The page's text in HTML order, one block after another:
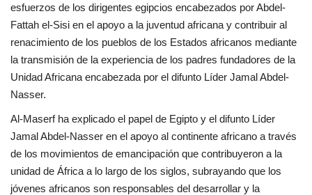
Galería
Lengua
English Swahili español
esfuerzos de los dirigentes egipcios encabezados por Abdel-
Fattah el-Sisi en el apoyo a la juventud africana y contribuir al
renacimiento de los pueblos de los Estados africanos mediante
la transmisión de la experiencia de los padres fundadores de la
Unidad Africana encabezada por el difunto Líder Jamal Abdel-
Nasser.
Al-Maserf ha explicado el papel de Egipto y el difunto Líder
Jamal Abdel-Nasser en el apoyo al continente africano a través
de los movimientos de emancipación que contribuyeron a la
unidad de África a lo largo de los siglos, subrayando que los
jóvenes africanos son responsables del desarrollar y la